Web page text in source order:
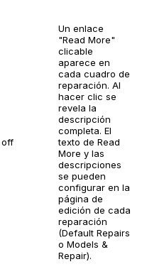
off
Un enlace
"Read More"
clicable
aparece en
cada cuadro de
reparación. Al
hacer clic se
revela la
descripción
completa. El
texto de Read
More y las
descripciones
se pueden
configurar en la
página de
edición de cada
reparación
(Default Repairs
o Models &
Repair).